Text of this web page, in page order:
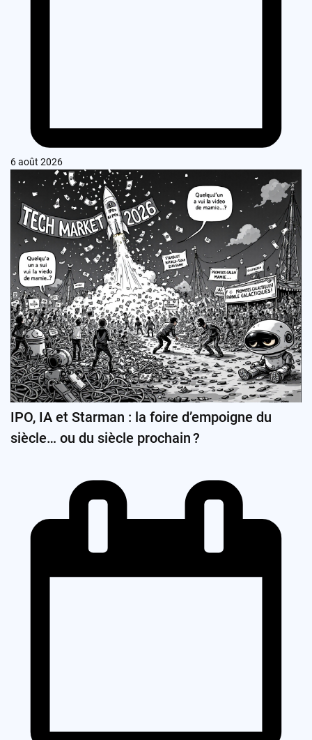
6 août 2026
IPO, IA et Starman : la foire d’empoigne du
siècle… ou du siècle prochain ?